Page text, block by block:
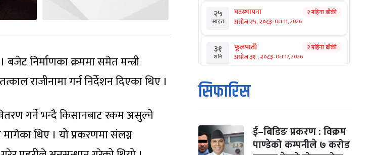
बजेट निर्माणका क्रममा समेत मन्त्री
राजीनामा गर्न निर्देशन दिएका थिए ।
गर्ने भन्दै किसानबाट रकम असुल्ने
थिए । यो प्रकरणमा संलग्न
२५
आइत
घटस्थापना
असोज २५, २०८३-Oct 11, 2026
२ महिना बाँकी
३१
शनि
फूलपाती
असोज ३१ , २०८३-Oct 17, 2026
२ महिना बाँकी
१
आइत
कार्तिक सङ्क्रान्ति
कार्तिक १, २०८३
मंगल कार्तिक ३, २०८३-Oct 20, 2026
२ महिना बाँकी
सिफारिस
ई–बिडिङ प्रकरण : विक्रम
पाण्डेको कम्पनीले ७ करोड